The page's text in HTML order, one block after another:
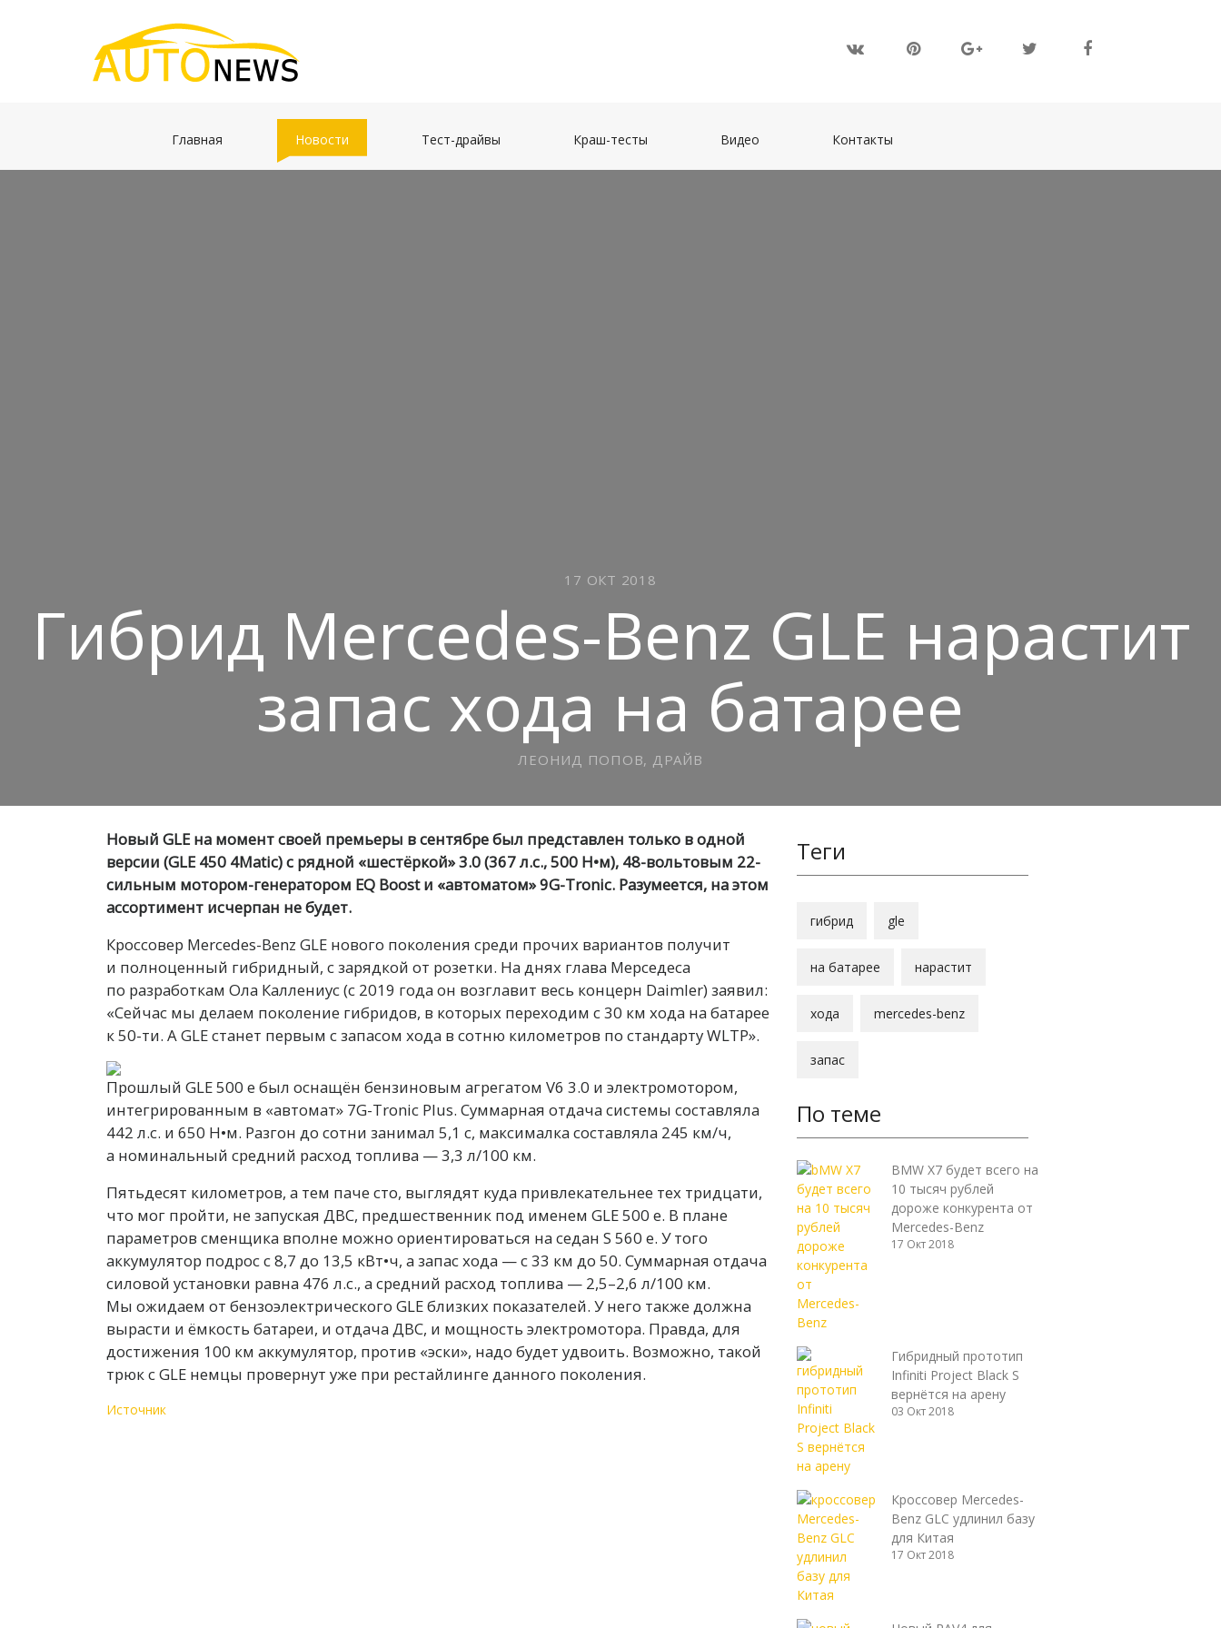
Главная Новости Тест-драйвы Краш-тесты Видео Контакты
17 ОКТ 2018
Гибрид Mercedes-Benz GLE нарастит
запас хода на батарее
ЛЕОНИД ПОПОВ, ДРАЙВ
Новый GLE на момент своей премьеры в сентябре был представлен только в одной
версии (GLE 450 4Matic) с рядной «шестёркой» 3.0 (367 л.с., 500 Н•м), 48-вольтовым 22-
сильным мотором-генератором EQ Boost и «автоматом» 9G-Tronic. Разумеется, на этом
ассортимент исчерпан не будет.
Кроссовер Mercedes-Benz GLE нового поколения среди прочих вариантов получит
и полноценный гибридный, с зарядкой от розетки. На днях глава Мерседеса
по разработкам Ола Каллениус (с 2019 года он возглавит весь концерн Daimler) заявил:
«Сейчас мы делаем поколение гибридов, в которых переходим с 30 км хода на батарее
к 50-ти. А GLE станет первым с запасом хода в сотню километров по стандарту WLTP».
Прошлый GLE 500 e был оснащён бензиновым агрегатом V6 3.0 и электромотором,
интегрированным в «автомат» 7G-Tronic Plus. Суммарная отдача системы составляла
442 л.с. и 650 Н•м. Разгон до сотни занимал 5,1 с, максималка составляла 245 км/ч,
а номинальный средний расход топлива — 3,3 л/100 км.
Пятьдесят километров, а тем паче сто, выглядят куда привлекательнее тех тридцати,
что мог пройти, не запуская ДВС, предшественник под именем GLE 500 e. В плане
параметров сменщика вполне можно ориентироваться на седан S 560 e. У того
аккумулятор подрос с 8,7 до 13,5 кВт•ч, а запас хода — с 33 км до 50. Суммарная отдача
силовой установки равна 476 л.с., а средний расход топлива — 2,5–2,6 л/100 км.
Мы ожидаем от бензоэлектрического GLE близких показателей. У него также должна
вырасти и ёмкость батареи, и отдача ДВС, и мощность электромотора. Правда, для
достижения 100 км аккумулятор, против «эски», надо будет удвоить. Возможно, такой
трюк с GLE немцы провернут уже при рестайлинге данного поколения.
Источник
Теги
гибрид gle
на батарее нарастит
хода mercedes-benz
запас
По теме
BMW X7 будет всего на
10 тысяч рублей
дороже конкурента от
Mercedes-Benz
17 Окт 2018
Гибридный прототип
Infiniti Project Black S
вернётся на арену
03 Окт 2018
Кроссовер Mercedes-
Benz GLC удлинил базу
для Китая
17 Окт 2018